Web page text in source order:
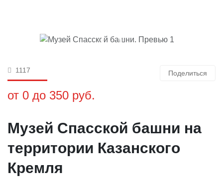
1117
от 0 до 350 руб.
Поделиться
Музей Спасской башни на
территории Казанского
Кремля